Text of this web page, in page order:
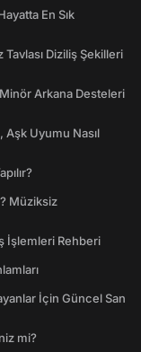
En Sık
Tavlası Diziliş Şekilleri
Arkana Desteleri
Uyumu Nasıl
Müziksiz
İşlemleri Rehberi
İçin Güncel San
mi?